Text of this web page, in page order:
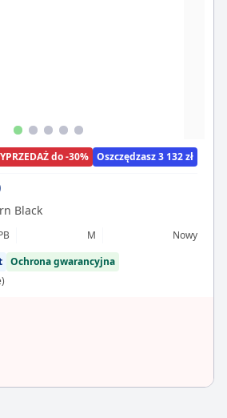
do -30% Oszczędzasz 3 132 zł
Black
M
Nowy
Ochrona gwarancyjna